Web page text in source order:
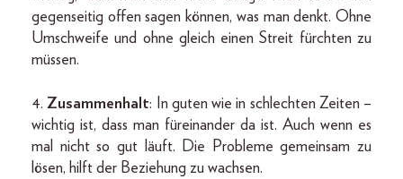
gegenseitig offen sagen können, was man denkt. Ohne
Umschweife und ohne gleich einen Streit fürchten zu
müssen.
4.Zusammenhalt: In guten wie in schlechten Zeiten –
wichtig ist, dass man füreinander da ist. Auch wenn es
mal nicht so gut läuft. Die Probleme gemeinsam zu
lösen, hilft der Beziehung zu wachsen.